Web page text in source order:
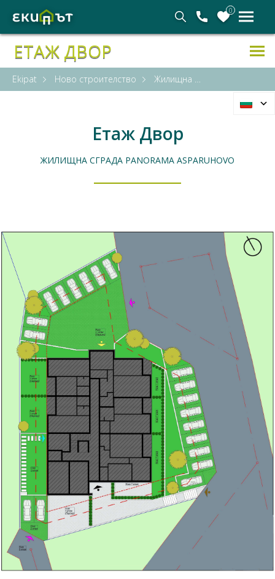
0
ЕТАЖ ДВОР
Ekipat Ново строителство Жилищна сграда Panorama Asparuhovo
Етаж Двор
ЖИЛИЩНА СГРАДА PANORAMA ASPARUHOVO